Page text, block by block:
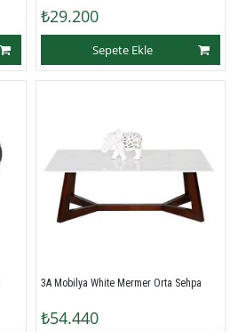
₺29.200
Sepete Ekle
3A Mobilya White Mermer Orta Sehpa
₺54.440